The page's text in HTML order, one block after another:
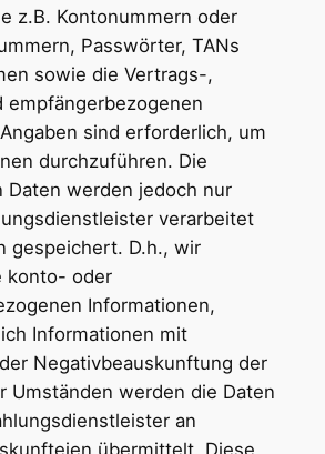
z.B. Kontonummern oder
Passwörter, TANs
sowie die Vertrags-,
empfängerbezogenen
sind erforderlich, um
durchzuführen. Die
Daten werden jedoch nur
verarbeitet
gespeichert. D.h., wir
konto- oder
Informationen,
Informationen mit
Negativbeauskunftung der
Umständen werden die Daten
an
übermittelt. Diese